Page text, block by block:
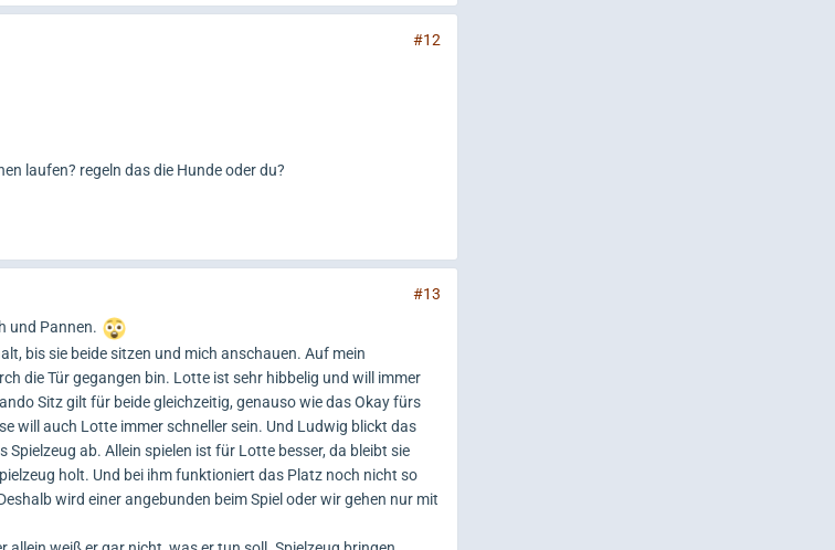
#12
laufen? regeln das die Hunde oder du?
#13
und Pannen.
bis sie beide sitzen und mich anschauen. Auf mein
die Tür gegangen bin. Lotte ist sehr hibbelig und will immer
Sitz gilt für beide gleichzeitig, genauso wie das Okay fürs
will auch Lotte immer schneller sein. Und Ludwig blickt das
ab. Allein spielen ist für Lotte besser, da bleibt sie
holt. Und bei ihm funktioniert das Platz noch nicht so
wird einer angebunden beim Spiel oder wir gehen nur mit